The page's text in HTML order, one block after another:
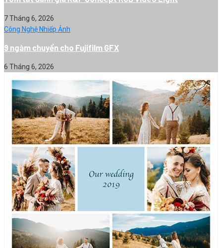
7 Tháng 6, 2026
Công Nghệ Nhiếp Ảnh
9 ngàm chuyển cho Fujifilm GFX
6 Tháng 6, 2026